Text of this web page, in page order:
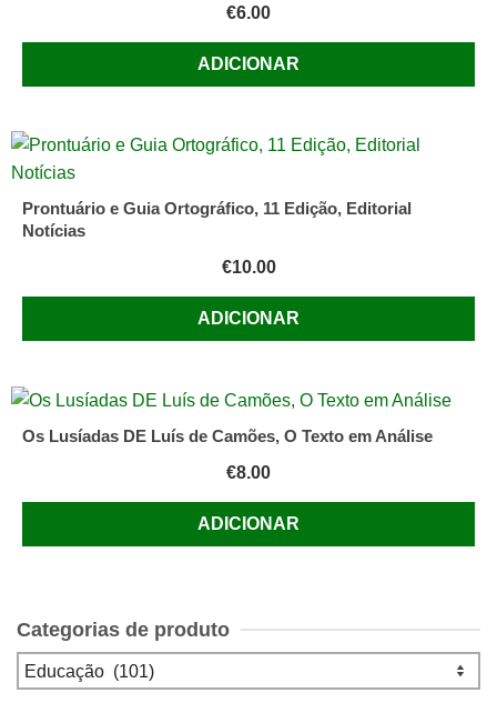
€6.00
ADICIONAR
Prontuário e Guia Ortográfico, 11 Edição, Editorial
Notícias
€10.00
ADICIONAR
Os Lusíadas DE Luís de Camões, O Texto em Análise
€8.00
ADICIONAR
Categorias de produto